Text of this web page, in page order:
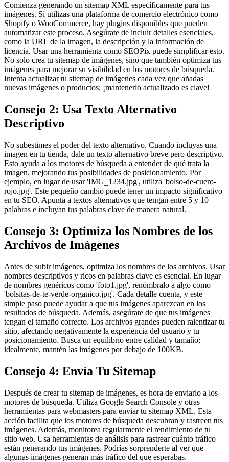
Comienza generando un sitemap XML específicamente para tus
imágenes. Si utilizas una plataforma de comercio electrónico como
Shopify o WooCommerce, hay plugins disponibles que pueden
automatizar este proceso. Asegúrate de incluir detalles esenciales,
como la URL de la imagen, la descripción y la información de
licencia. Usar una herramienta como SEOPix puede simplificar esto.
No solo crea tu sitemap de imágenes, sino que también optimiza tus
imágenes para mejorar su visibilidad en los motores de búsqueda.
Intenta actualizar tu sitemap de imágenes cada vez que añadas
nuevas imágenes o productos; ¡mantenerlo actualizado es clave!
Consejo 2: Usa Texto Alternativo
Descriptivo
No subestimes el poder del texto alternativo. Cuando incluyas una
imagen en tu tienda, dale un texto alternativo breve pero descriptivo.
Esto ayuda a los motores de búsqueda a entender de qué trata la
imagen, mejorando tus posibilidades de posicionamiento. Por
ejemplo, en lugar de usar 'IMG_1234.jpg', utiliza 'bolso-de-cuero-
rojo.jpg'. Este pequeño cambio puede tener un impacto significativo
en tu SEO. Apunta a textos alternativos que tengan entre 5 y 10
palabras e incluyan tus palabras clave de manera natural.
Consejo 3: Optimiza los Nombres de los
Archivos de Imágenes
Antes de subir imágenes, optimiza los nombres de los archivos. Usar
nombres descriptivos y ricos en palabras clave es esencial. En lugar
de nombres genéricos como 'foto1.jpg', renómbralo a algo como
'bolsitas-de-te-verde-organico.jpg'. Cada detalle cuenta, y este
simple paso puede ayudar a que tus imágenes aparezcan en los
resultados de búsqueda. Además, asegúrate de que tus imágenes
tengan el tamaño correcto. Los archivos grandes pueden ralentizar tu
sitio, afectando negativamente la experiencia del usuario y tu
posicionamiento. Busca un equilibrio entre calidad y tamaño;
idealmente, mantén las imágenes por debajo de 100KB.
Consejo 4: Envía Tu Sitemap
Después de crear tu sitemap de imágenes, es hora de enviarlo a los
motores de búsqueda. Utiliza Google Search Console y otras
herramientas para webmasters para enviar tu sitemap XML. Esta
acción facilita que los motores de búsqueda descubran y rastreen tus
imágenes. Además, monitorea regularmente el rendimiento de tu
sitio web. Usa herramientas de análisis para rastrear cuánto tráfico
están generando tus imágenes. Podrías sorprenderte al ver que
algunas imágenes generan más tráfico del que esperabas.